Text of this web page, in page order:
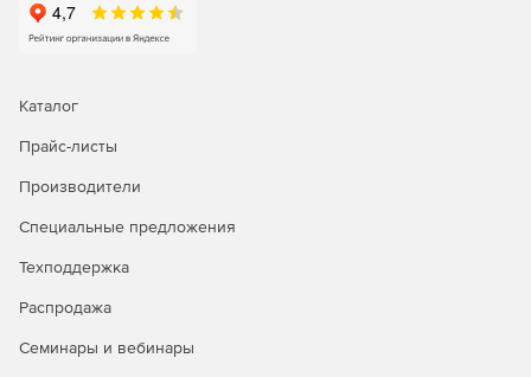
подключение к серверам и браузеру.
автоматизации бизнес-процессов.
Автоматизация исправления неполадок; запуск
Интеграция со службой HelpDesk для
Каталог
Прайс-листы
Производители
Специальные предложения
Техподдержка
Распродажа
Семинары и вебинары